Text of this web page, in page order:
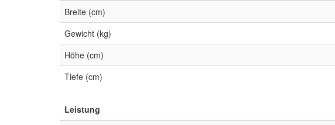
Breite (cm)
Gewicht (kg)
Höhe (cm)
Tiefe (cm)
Leistung